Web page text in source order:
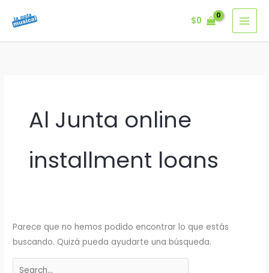
$0
Al Junta online
installment loans
Parece que no hemos podido encontrar lo que estás
buscando. Quizá pueda ayudarte una búsqueda.
Buscar